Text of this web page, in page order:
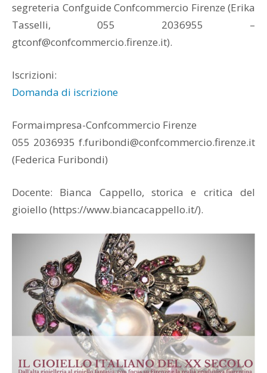
segreteria Confguide Confcommercio Firenze (Erika
Tasselli, 055 2036955 –
gtconf@confcommercio.firenze.it).
Iscrizioni:
Domanda di iscrizione
Formaimpresa-Confcommercio Firenze
055 2036935 f.furibondi@confcommercio.firenze.it
(Federica Furibondi)
Docente: Bianca Cappello, storica e critica del
gioiello (https://www.biancacappello.it/).